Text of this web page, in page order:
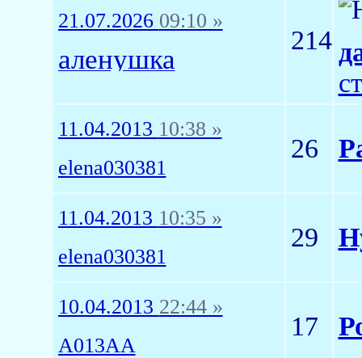
21.07.2026 09:10 »
аленушка
214
11.04.2013 10:38 »
elena030381
26
11.04.2013 10:35 »
elena030381
29
10.04.2013 22:44 »
A013AA
17